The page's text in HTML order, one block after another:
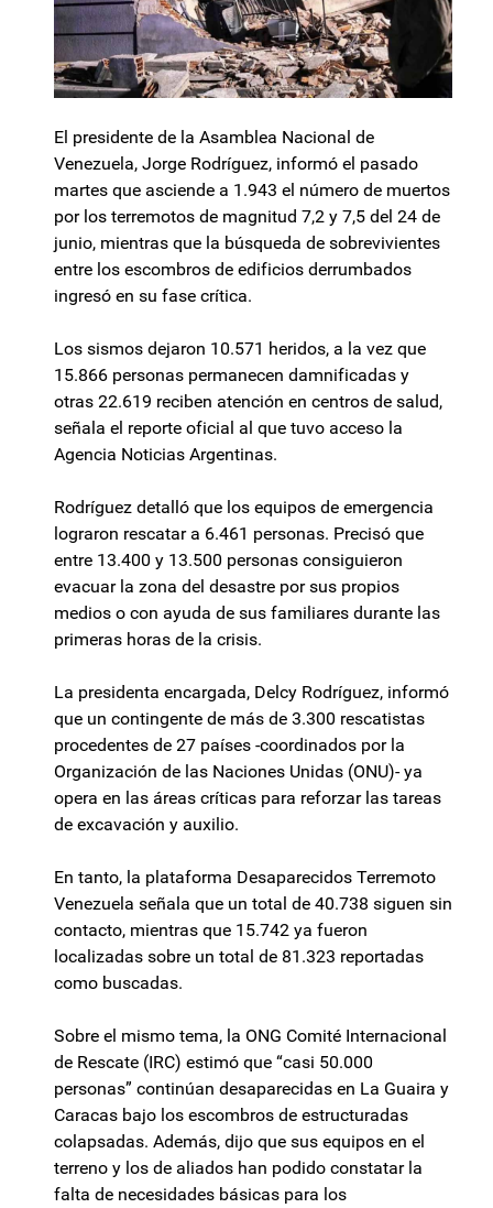
El presidente de la Asamblea Nacional de
Venezuela, Jorge Rodríguez, informó el pasado
martes que asciende a 1.943 el número de muertos
por los terremotos de magnitud 7,2 y 7,5 del 24 de
junio, mientras que la búsqueda de sobrevivientes
entre los escombros de edificios derrumbados
ingresó en su fase crítica.
Los sismos dejaron 10.571 heridos, a la vez que
15.866 personas permanecen damnificadas y
otras 22.619 reciben atención en centros de salud,
señala el reporte oficial al que tuvo acceso la
Agencia Noticias Argentinas.
Rodríguez detalló que los equipos de emergencia
lograron rescatar a 6.461 personas. Precisó que
entre 13.400 y 13.500 personas consiguieron
evacuar la zona del desastre por sus propios
medios o con ayuda de sus familiares durante las
primeras horas de la crisis.
La presidenta encargada, Delcy Rodríguez, informó
que un contingente de más de 3.300 rescatistas
procedentes de 27 países -coordinados por la
Organización de las Naciones Unidas (ONU)- ya
opera en las áreas críticas para reforzar las tareas
de excavación y auxilio.
En tanto, la plataforma Desaparecidos Terremoto
Venezuela señala que un total de 40.738 siguen sin
contacto, mientras que 15.742 ya fueron
localizadas sobre un total de 81.323 reportadas
como buscadas.
Sobre el mismo tema, la ONG Comité Internacional
de Rescate (IRC) estimó que “casi 50.000
personas” continúan desaparecidas en La Guaira y
Caracas bajo los escombros de estructuradas
colapsadas. Además, dijo que sus equipos en el
terreno y los de aliados han podido constatar la
falta de necesidades básicas para los